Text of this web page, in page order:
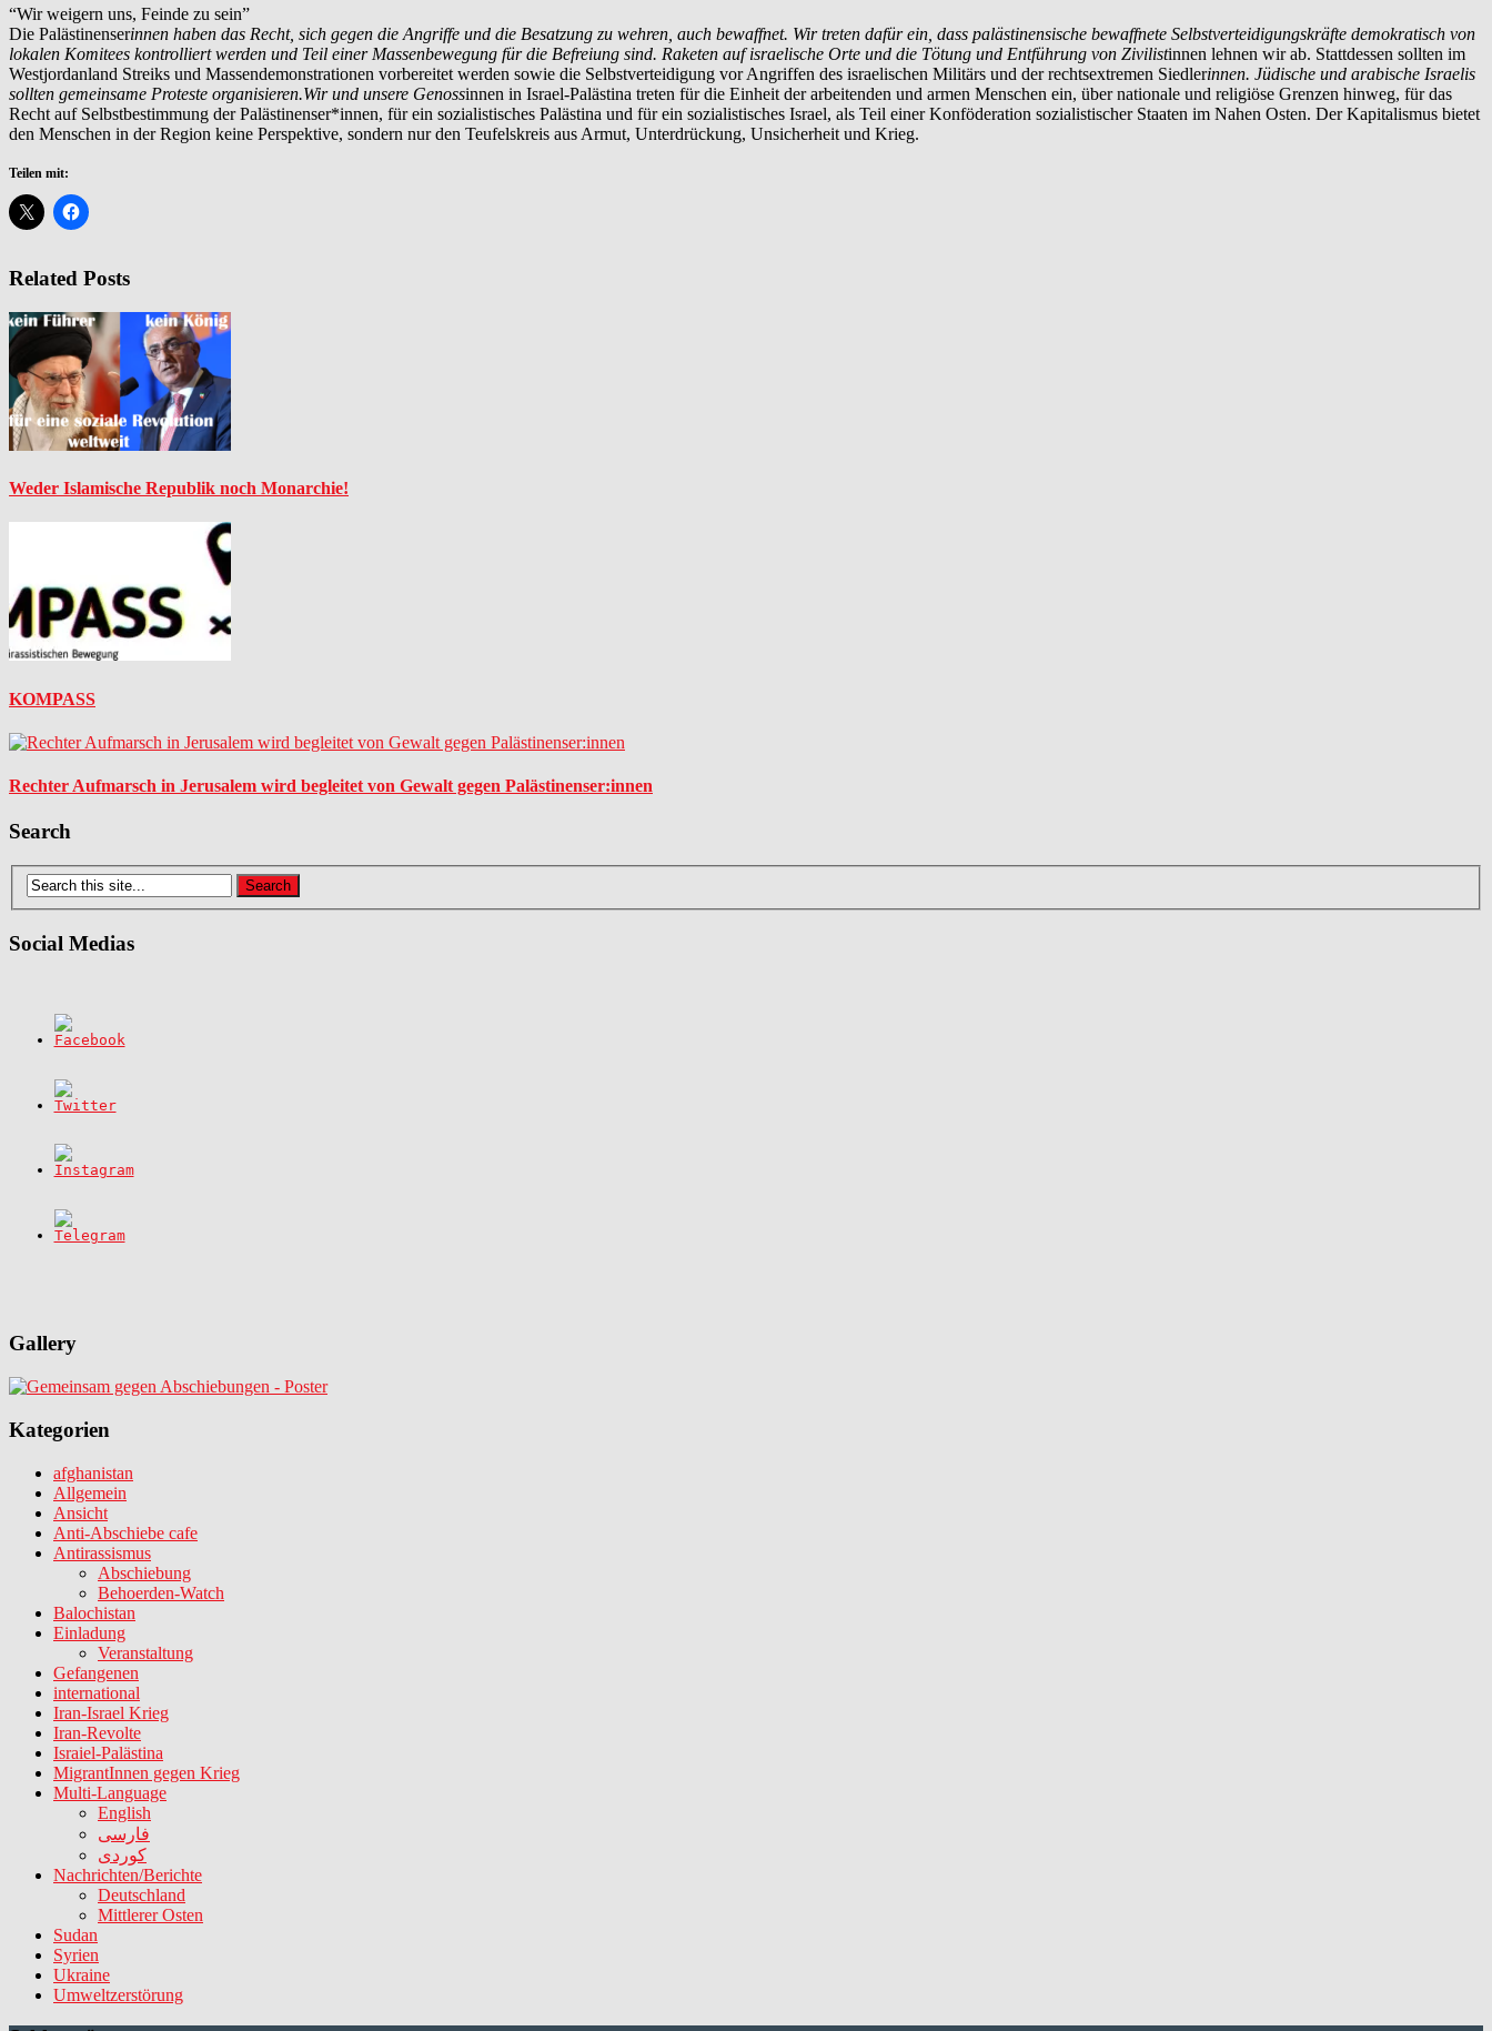
“Wir weigern uns, Feinde zu sein”
Die Palästinenserinnen haben das Recht, sich gegen die Angriffe und die Besatzung zu wehren, auch bewaffnet. Wir treten dafür ein, dass palästinensische bewaffnete Selbstverteidigungskräfte demokratisch von
lokalen Komitees kontrolliert werden und Teil einer Massenbewegung für die Befreiung sind. Raketen auf israelische Orte und die Tötung und Entführung von Zivilistinnen lehnen wir ab. Stattdessen sollten im
Westjordanland Streiks und Massendemonstrationen vorbereitet werden sowie die Selbstverteidigung vor Angriffen des israelischen Militärs und der rechtsextremen Siedlerinnen. Jüdische und arabische Israelis
sollten gemeinsame Proteste organisieren.Wir und unsere Genossinnen in Israel-Palästina treten für die Einheit der arbeitenden und armen Menschen ein, über nationale und religiöse Grenzen hinweg, für das
Recht auf Selbstbestimmung der Palästinenser*innen, für ein sozialistisches Palästina und für ein sozialistisches Israel, als Teil einer Konföderation sozialistischer Staaten im Nahen Osten. Der Kapitalismus bietet
den Menschen in der Region keine Perspektive, sondern nur den Teufelskreis aus Armut, Unterdrückung, Unsicherheit und Krieg.
Teilen mit:
Related Posts
Weder Islamische Republik noch Monarchie!
KOMPASS
Rechter Aufmarsch in Jerusalem wird begleitet von Gewalt gegen Palästinenser:innen
Search
Social Medias
Gallery
Kategorien
afghanistan
Allgemein
Ansicht
Anti-Abschiebe cafe
Antirassismus
Abschiebung
Behoerden-Watch
Balochistan
Einladung
Veranstaltung
Gefangenen
international
Iran-Israel Krieg
Iran-Revolte
Israiel-Palästina
MigrantInnen gegen Krieg
Multi-Language
English
فارسی
کوردی
Nachrichten/Berichte
Deutschland
Mittlerer Osten
Sudan
Syrien
Ukraine
Umweltzerstörung